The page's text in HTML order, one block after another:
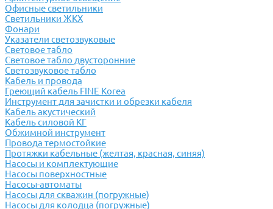
Офисные светильники
Светильники ЖКХ
Фонари
Указатели светозвуковые
Световое табло
Световое табло двусторонние
Светозвуковое табло
Кабель и провода
Греющий кабель FINE Korea
Инструмент для зачистки и обрезки кабеля
Кабель акустический
Кабель силовой КГ
Обжимной инструмент
Провода термостойкие
Протяжки кабельные (желтая, красная, синяя)
Насосы и комплектующие
Насосы поверхностные
Насосы-автоматы
Насосы для скважин (погружные)
Насосы для колодца (погружные)